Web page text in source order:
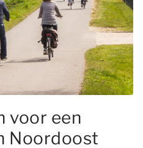
voor een
Noordoost